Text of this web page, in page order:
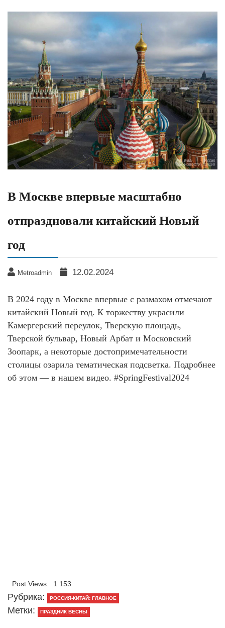
В Москве впервые масштабно
отпраздновали китайский Новый
год
Metroadmin 12.02.2024
В 2024 году в Москве впервые с размахом отмечают
китайский Новый год. К торжеству украсили
Камергерский переулок, Тверскую площадь,
Тверской бульвар, Новый Арбат и Московский
Зоопарк, а некоторые достопримечательности
столицы озарила тематическая подсветка. Подробнее
об этом — в нашем видео. #SpringFestival2024
Post Views: 1 153
Рубрика: РОССИЯ-КИТАЙ: ГЛАВНОЕ
Метки: ПРАЗДНИК ВЕСНЫ